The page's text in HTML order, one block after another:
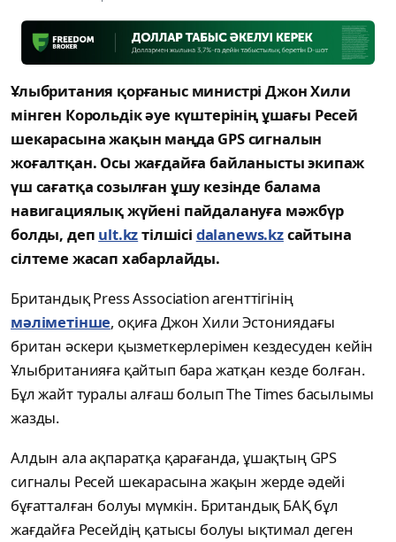
Ұлыбритания қорғаныс министрі Джон Хили
мінген Корольдік әуе күштерінің ұшағы Ресей
шекарасына жақын маңда GPS сигналын
жоғалтқан. Осы жағдайға байланысты экипаж
үш сағатқа созылған ұшу кезінде балама
навигациялық жүйені пайдалануға мәжбүр
болды, деп ult.kzтілшісі dalanews.kzсайтына
сілтеме жасап хабарлайды.
Британдық Press Association агенттігінің
мәліметінше, оқиға Джон Хили Эстониядағы
британ әскери қызметкерлерімен кездесуден кейін
Ұлыбританияға қайтып бара жатқан кезде болған.
Бұл жайт туралы алғаш болып The Times басылымы
жазды.
Алдын ала ақпаратқа қарағанда, ұшақтың GPS
сигналы Ресей шекарасына жақын жерде әдейі
бұғатталған болуы мүмкін. Британдық БАҚ бұл
жағдайға Ресейдің қатысы болуы ықтимал деген